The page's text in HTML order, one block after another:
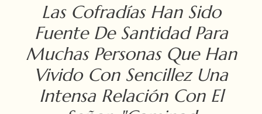
Las Cofradías Han Sido
Fuente De Santidad Para
Muchas Personas Que Han
Vivido Con Sencillez Una
Intensa Relación Con El